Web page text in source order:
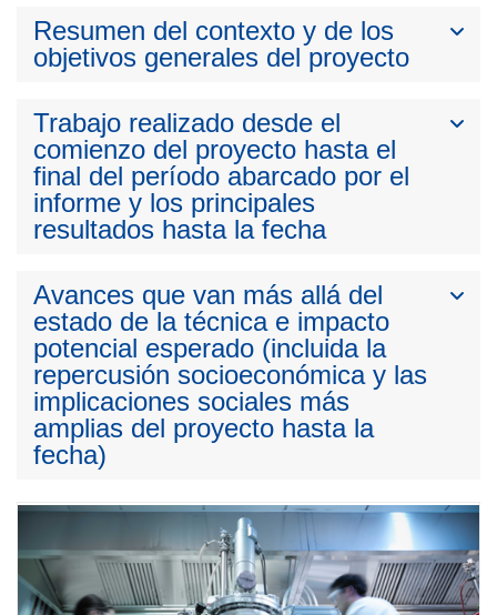
Resumen del contexto y de los
objetivos generales del proyecto
Trabajo realizado desde el
comienzo del proyecto hasta el
final del período abarcado por el
informe y los principales
resultados hasta la fecha
Avances que van más allá del
estado de la técnica e impacto
potencial esperado (incluida la
repercusión socioeconómica y las
implicaciones sociales más
amplias del proyecto hasta la
fecha)